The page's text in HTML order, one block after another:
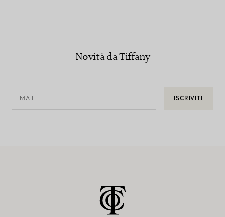
Novità da Tiffany
E-MAIL ISCRIVITI